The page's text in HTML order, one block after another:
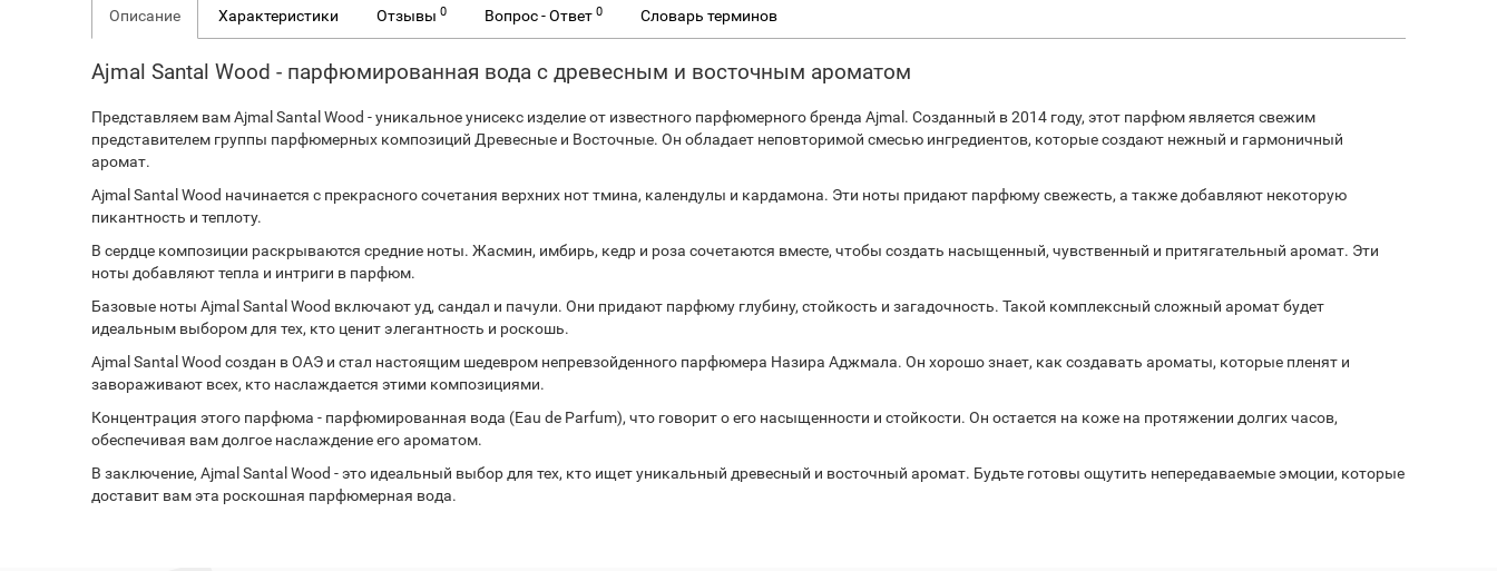
Описание Характеристики Отзывы0 Вопрос - Ответ0 Словарь терминов
Ajmal Santal Wood - парфюмированная вода с древесным и восточным ароматом
Представляем вам Ajmal Santal Wood - уникальное унисекс изделие от известного парфюмерного бренда Ajmal. Созданный в 2014 году, этот парфюм является свежим
представителем группы парфюмерных композиций Древесные и Восточные. Он обладает неповторимой смесью ингредиентов, которые создают нежный и гармоничный
аромат.
Ajmal Santal Wood начинается с прекрасного сочетания верхних нот тмина, календулы и кардамона. Эти ноты придают парфюму свежесть, а также добавляют некоторую
пикантность и теплоту.
В сердце композиции раскрываются средние ноты. Жасмин, имбирь, кедр и роза сочетаются вместе, чтобы создать насыщенный, чувственный и притягательный аромат. Эти
ноты добавляют тепла и интриги в парфюм.
Базовые ноты Ajmal Santal Wood включают уд, сандал и пачули. Они придают парфюму глубину, стойкость и загадочность. Такой комплексный сложный аромат будет
идеальным выбором для тех, кто ценит элегантность и роскошь.
Ajmal Santal Wood создан в ОАЭ и стал настоящим шедевром непревзойденного парфюмера Назира Аджмала. Он хорошо знает, как создавать ароматы, которые пленят и
завораживают всех, кто наслаждается этими композициями.
Концентрация этого парфюма - парфюмированная вода (Eau de Parfum), что говорит о его насыщенности и стойкости. Он остается на коже на протяжении долгих часов,
обеспечивая вам долгое наслаждение его ароматом.
В заключение, Ajmal Santal Wood - это идеальный выбор для тех, кто ищет уникальный древесный и восточный аромат. Будьте готовы ощутить непередаваемые эмоции, которые
доставит вам эта роскошная парфюмерная вода.